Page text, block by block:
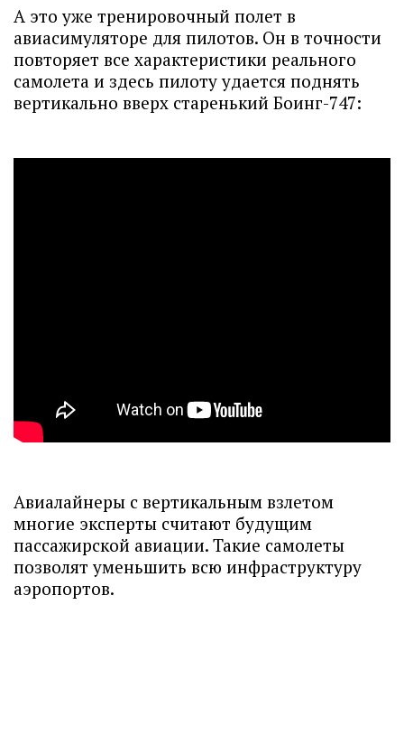
А это уже тренировочный полет в
авиасимуляторе для пилотов. Он в точности
повторяет все характеристики реального
самолета и здесь пилоту удается поднять
вертикально вверх старенький Боинг-747:
Авиалайнеры с вертикальным взлетом
многие эксперты считают будущим
пассажирской авиации. Такие самолеты
позволят уменьшить всю инфраструктуру
аэропортов.